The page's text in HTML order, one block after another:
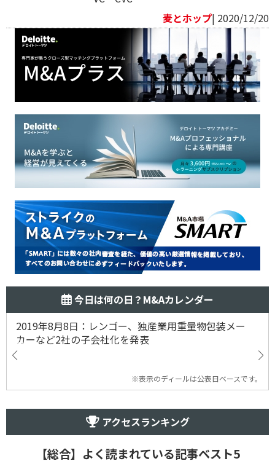
麦とホップ| 2020/12/20
今日は何の日？M&Aカレンダー
2019年8月8日：レンゴー、独産業用重量物包装メー
カーなど2社の子会社化を発表
※表示のディールは公表日ベースです。
アクセスランキング
【総合】よく読まれている記事ベスト5